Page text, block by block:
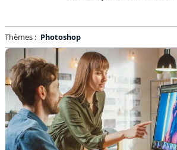
Thèmes : Photoshop